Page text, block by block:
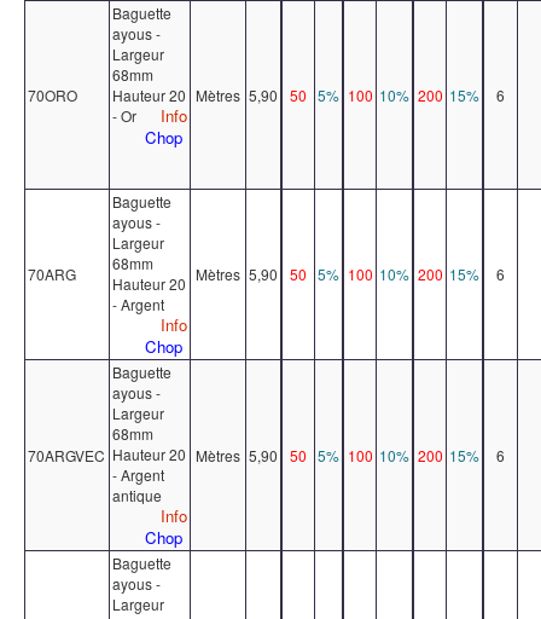
70ORO
Baguette
ayous -
Largeur
68mm
Hauteur 20
- Or
Info
Chop
Mètres 5,90 50 5% 100 10% 200 15% 6
70ARG
Baguette
ayous -
Largeur
68mm
Hauteur 20
- Argent
Info
Chop
Mètres 5,90 50 5% 100 10% 200 15% 6
70ARGVEC
Baguette
ayous -
Largeur
68mm
Hauteur 20
- Argent
antique
Info
Chop
Mètres 5,90 50 5% 100 10% 200 15% 6
Baguette
ayous -
Largeur